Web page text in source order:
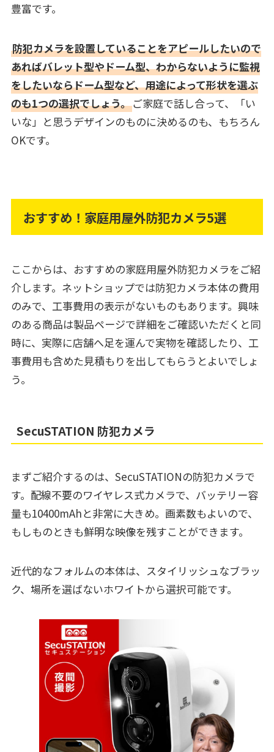
豊富です。
防犯カメラを設置していることをアピールしたいので
あればバレット型やドーム型、わからないように監視
をしたいならドーム型など、用途によって形状を選ぶ
のも1つの選択でしょう。ご家庭で話し合って、「い
いな」と思うデザインのものに決めるのも、もちろん
OKです。
おすすめ！家庭用屋外防犯カメラ5選
ここからは、おすすめの家庭用屋外防犯カメラをご紹
介します。ネットショップでは防犯カメラ本体の費用
のみで、工事費用の表示がないものもあります。興味
のある商品は製品ページで詳細をご確認いただくと同
時に、実際に店舗へ足を運んで実物を確認したり、工
事費用も含めた見積もりを出してもらうとよいでしょ
う。
SecuSTATION 防犯カメラ
まずご紹介するのは、SecuSTATIONの防犯カメラで
す。配線不要のワイヤレス式カメラで、バッテリー容
量も10400mAhと非常に大きめ。画素数もよいので、
もしものときも鮮明な映像を残すことができます。
近代的なフォルムの本体は、スタイリッシュなブラッ
ク、場所を選ばないホワイトから選択可能です。